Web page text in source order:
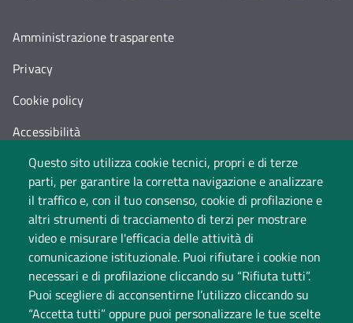
Questo sito utilizza cookie tecnici, propri e di terze
parti, per garantire la corretta navigazione e analizzare
il traffico e, con il tuo consenso, cookie di profilazione e
altri strumenti di tracciamento di terzi per mostrare
video e misurare l'efficacia delle attività di
comunicazione istituzionale. Puoi rifiutare i cookie non
necessari e di profilazione cliccando su “Rifiuta tutti”.
Puoi scegliere di acconsentirne l’utilizzo cliccando su
“Accetta tutti” oppure puoi personalizzare le tue scelte
Amministrazione trasparente
Privacy
Cookie policy
Accessibilità
Cambia idea sui cookie
Dati di monitoraggio